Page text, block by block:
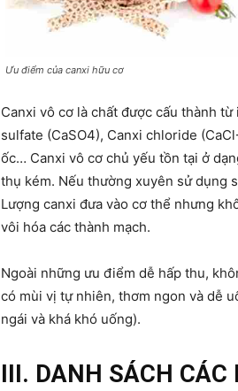
Ưu điểm của canxi hữu cơ
Canxi vô cơ là chất được cấu thành
sulfate (CaSO4), Canxi chloride
ốc… Canxi vô cơ chủ yếu tồn tại ở
thụ kém. Nếu thường xuyên sử dụng
Lượng canxi đưa vào cơ thể nhưng
vôi hóa các thành mạch.
Ngoài những ưu điểm dễ hấp thu,
có mùi vị tự nhiên, thơm ngon và dễ
ngái và khá khó uống).
III. DANH SÁCH CÁC